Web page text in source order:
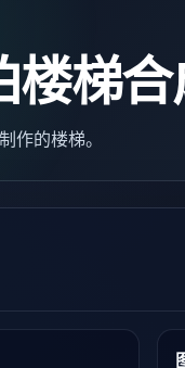
楼梯
作的楼梯。